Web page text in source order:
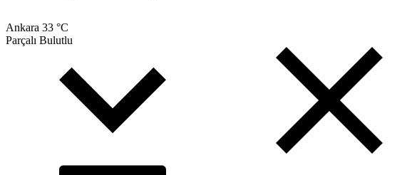
Ankara 33 °C
Parçalı Bulutlu